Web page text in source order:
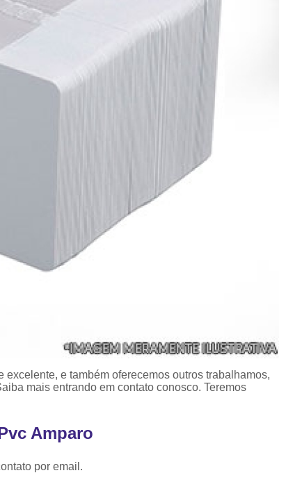
Ribbon Fargo
Ribbon Resina
Ribbon de Impressora
Ribbon de Impressoras
Ribbon Metalizado
Ribbon para
e também oferecemos outros trabalhamos,
mais entrando em contato conosco. Teremos
Amparo
por email.